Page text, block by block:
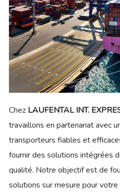
Chez LAUFENTAL INT.
travaillons en partenariat avec
transporteurs fiables et
fournir des solutions intégrées
qualité. Notre objectif est de
solutions sur mesure pour